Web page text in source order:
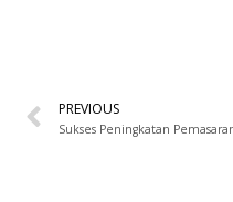
PREVIOUS